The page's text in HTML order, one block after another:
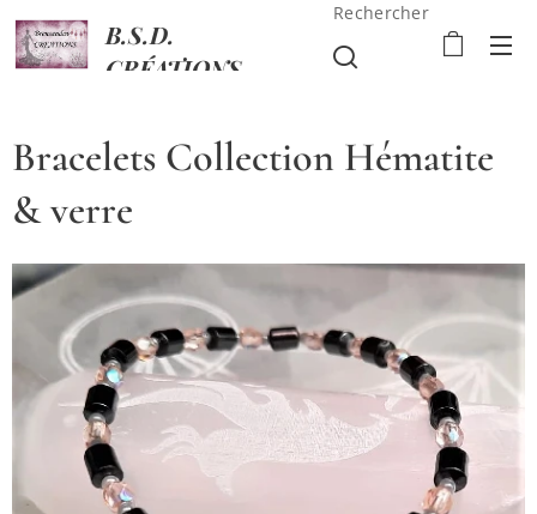
B.S.D.
CRÉATIONS
Rechercher
Bracelets Collection Hématite
& verre